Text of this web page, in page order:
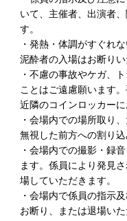
いて、主催者、出演者
す。
・発熱・体調がすぐれ
泥酔者の入場はお断りい
・不慮の事故やケガ、
ことはご遠慮願います
近隣のコインロッカーに
・会場内での場所取り
無視した前方への割り
・会場内での撮影・録
ます。係員により発見
場していただきます。
・会場内で係員の指示
お断り、または退場い